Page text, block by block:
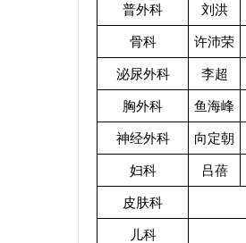
普外科 刘洪
骨科 许沛荣
泌尿外科 李超
胸外科 鱼海峰
神经外科 向定朝
妇科 吕蓓
皮肤科
儿科